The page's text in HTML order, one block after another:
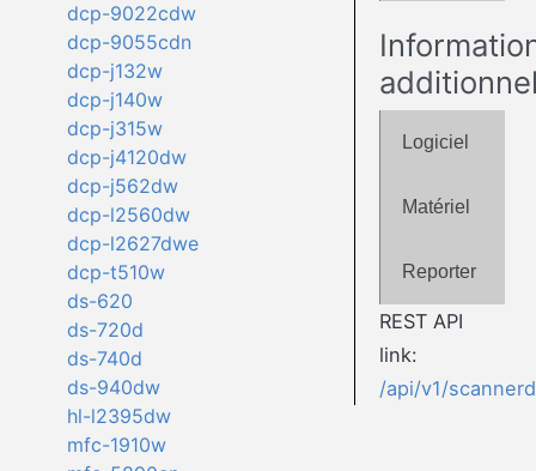
dcp-9022cdw
dcp-9055cdn
dcp-j132w
dcp-j140w
dcp-j315w
dcp-j4120dw
dcp-j562dw
dcp-l2560dw
dcp-l2627dwe
dcp-t510w
ds-620
ds-720d
ds-740d
ds-940dw
hl-l2395dw
mfc-1910w
Logiciel
Matériel
Reporter
REST API
link:
/api/v1/